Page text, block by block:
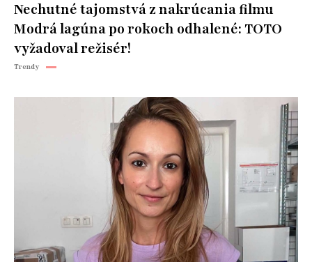
Nechutné tajomstvá z nakrúcania filmu
Modrá lagúna po rokoch odhalené: TOTO
vyžadoval režisér!
Trendy